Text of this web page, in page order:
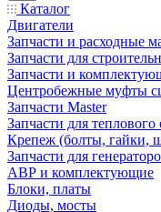
Каталог
Двигатели
Запчасти и расходные
Запчасти для
Запчасти и
Центробежные муфты
Запчасти Master
Запчасти для
Крепеж (болты, гайки,
Запчасти для
АВР и комплектующие
Блоки, платы
Диоды, мосты